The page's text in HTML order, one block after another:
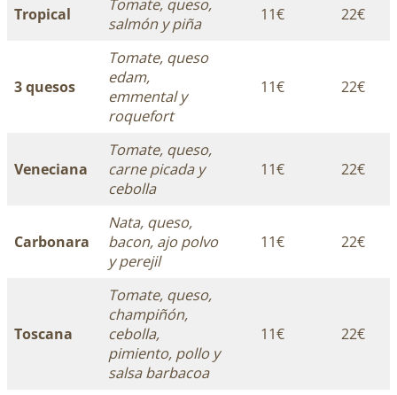
Tropical
Tomate, queso,
salmón y piña
11€ 22€
3 quesos
Tomate, queso
edam,
emmental y
roquefort
11€ 22€
Veneciana
Tomate, queso,
carne picada y
cebolla
11€ 22€
Carbonara
Nata, queso,
bacon, ajo polvo
y perejil
11€ 22€
Toscana
Tomate, queso,
champiñón,
cebolla,
pimiento, pollo y
salsa barbacoa
11€ 22€